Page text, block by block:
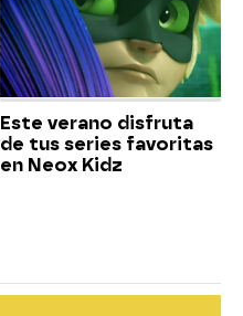
Este verano disfruta
de tus series favoritas
en Neox Kidz